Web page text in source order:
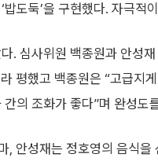
도둑’을 구현했다. 자극적
. 심사위원 백종원과 안성
평했고 백종원은 “고급지
의 조화가 좋다”며 완성도
, 안성재는 정호영의 음식